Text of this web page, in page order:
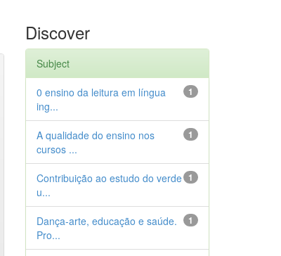
Discover
Subject
1
0 ensino da leitura em língua
ing...
1
A qualidade do ensino nos
cursos ...
1
Contribuição ao estudo do verde
u...
1
Dança-arte, educação e saúde.
Pro...